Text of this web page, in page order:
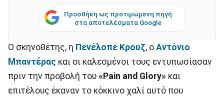
Προσθήκη ως προτιμώμενη πηγή
στα αποτελέσματα Google
Ο σκηνοθέτης, η Πενέλοπε Κρουζ, ο Αντόνιο
Μπαντέρας και οι καλεσμένοι τους εντυπωσίασαν
πριν την προβολή του «Pain and Glory» και
επιτέλους έκαναν το κόκκινο χαλί αυτό που